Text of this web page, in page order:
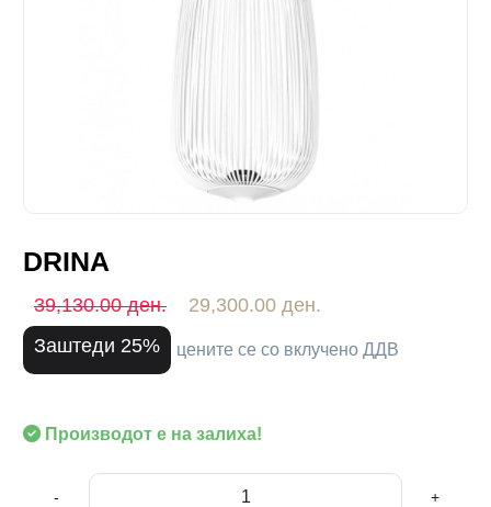
DRINA
39,130.00 ден.
29,300.00 ден.
Заштеди 25%
цените се со вклучено ДДВ
Производот е на залиха!
- +